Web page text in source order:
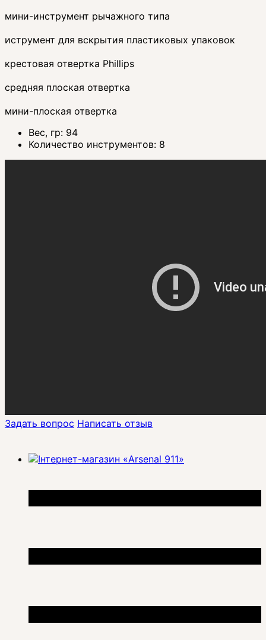
мини-инструмент рычажного типа
иструмент для вскрытия пластиковых упаковок
крестовая отвертка Phillips
средняя плоская отвертка
мини-плоская отвертка
Вес, гр: 94
Количество инструментов: 8
Задать вопрос Написать отзыв